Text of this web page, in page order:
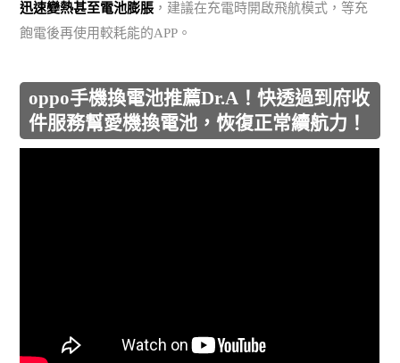
迅速變熱甚至電池膨脹 ，建議在充電時開啟飛航模式，等充
飽電後再使用較耗能的APP。
oppo手機換電池推薦Dr.A！快透過到府收
件服務幫愛機換電池，恢復正常續航力！